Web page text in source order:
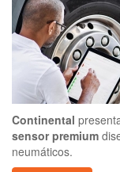
Continental
sensor premium
neumáticos.